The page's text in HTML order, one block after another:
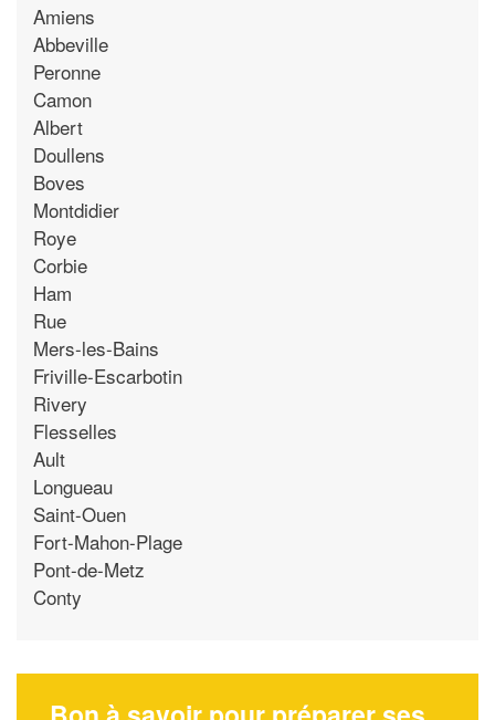
Amiens
Abbeville
Peronne
Camon
Albert
Doullens
Boves
Montdidier
Roye
Corbie
Ham
Rue
Mers-les-Bains
Friville-Escarbotin
Rivery
Flesselles
Ault
Longueau
Saint-Ouen
Fort-Mahon-Plage
Pont-de-Metz
Conty